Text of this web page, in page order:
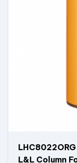
L&L Column